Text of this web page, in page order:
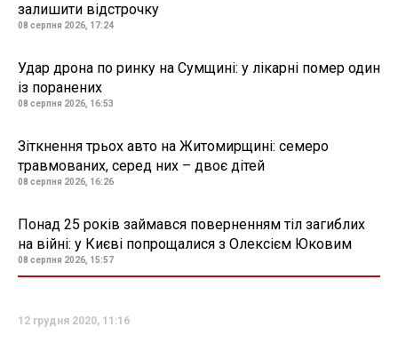
залишити відстрочку
08 серпня 2026, 17:24
Удар дрона по ринку на Сумщині: у лікарні помер один
із поранених
08 серпня 2026, 16:53
Зіткнення трьох авто на Житомирщині: семеро
травмованих, серед них – двоє дітей
08 серпня 2026, 16:26
Понад 25 років займався поверненням тіл загиблих
на війні: у Києві попрощалися з Олексієм Юковим
08 серпня 2026, 15:57
12 грудня 2020, 11:16